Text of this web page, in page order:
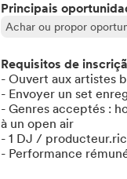
Principais
Achar ou propor
Requisitos de
- Ouvert aux artistes
- Envoyer un set
- Genres acceptés :
à un open air
- 1 DJ /
- Performance